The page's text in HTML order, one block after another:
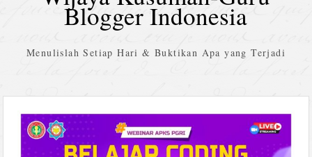
Blogger Indonesia
Menulislah Setiap Hari & Buktikan Apa yang Terjadi